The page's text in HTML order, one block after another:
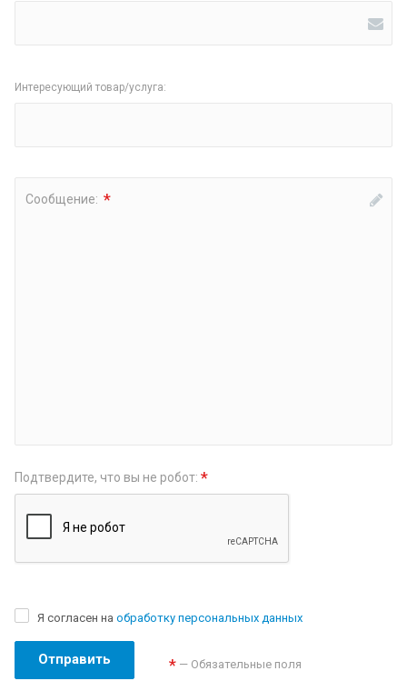
Интересующий товар/услуга:
Сообщение: *
Подтвердите, что вы не робот: *
Я согласен на обработку персональных данных
Отправить * — Обязательные поля